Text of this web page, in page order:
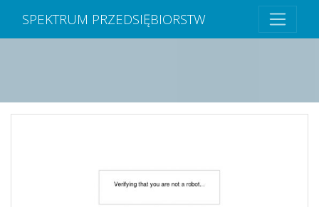
SPEKTRUM PRZEDSIĘBIORSTW